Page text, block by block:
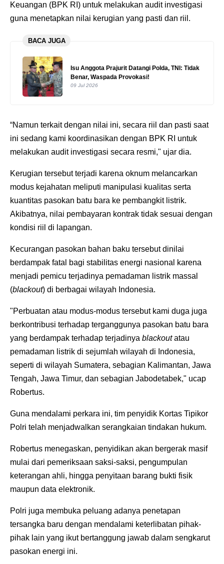
Keuangan (BPK RI) untuk melakukan audit investigasi
guna menetapkan nilai kerugian yang pasti dan riil.
BACA JUGA
Isu Anggota Prajurit Datangi Polda, TNI: Tidak
Benar, Waspada Provokasi!
09 Jul 2026
“Namun terkait dengan nilai ini, secara riil dan pasti saat
ini sedang kami koordinasikan dengan BPK RI untuk
melakukan audit investigasi secara resmi," ujar dia.
Kerugian tersebut terjadi karena oknum melancarkan
modus kejahatan meliputi manipulasi kualitas serta
kuantitas pasokan batu bara ke pembangkit listrik.
Akibatnya, nilai pembayaran kontrak tidak sesuai dengan
kondisi riil di lapangan.
Kecurangan pasokan bahan baku tersebut dinilai
berdampak fatal bagi stabilitas energi nasional karena
menjadi pemicu terjadinya pemadaman listrik massal
(blackout) di berbagai wilayah Indonesia.
"Perbuatan atau modus-modus tersebut kami duga juga
berkontribusi terhadap terganggunya pasokan batu bara
yang berdampak terhadap terjadinya blackoutatau
pemadaman listrik di sejumlah wilayah di Indonesia,
seperti di wilayah Sumatera, sebagian Kalimantan, Jawa
Tengah, Jawa Timur, dan sebagian Jabodetabek," ucap
Robertus.
Guna mendalami perkara ini, tim penyidik Kortas Tipikor
Polri telah menjadwalkan serangkaian tindakan hukum.
Robertus menegaskan, penyidikan akan bergerak masif
mulai dari pemeriksaan saksi-saksi, pengumpulan
keterangan ahli, hingga penyitaan barang bukti fisik
maupun data elektronik.
Polri juga membuka peluang adanya penetapan
tersangka baru dengan mendalami keterlibatan pihak-
pihak lain yang ikut bertanggung jawab dalam sengkarut
pasokan energi ini.